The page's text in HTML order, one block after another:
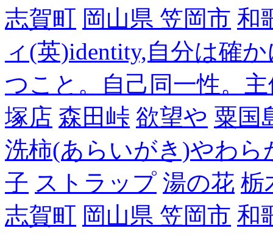
志賀町 岡山県 笠岡市 和
ィ(英)identity,自分は確
つこと。自己同一性。
塚店 森田峠 欲望や 粟国
洗柿(あらいがき)やわ
子 ストラップ 湯の花 栃
志賀町 岡山県 笠岡市 和